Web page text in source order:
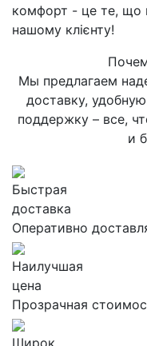
комфорт - це те,
нашому клієнту!
Мы предлагаем
доставку,
поддержку – все,
и
Быстрая
доставка
Оперативно
Наилучшая
цена
Прозрачная
Широк